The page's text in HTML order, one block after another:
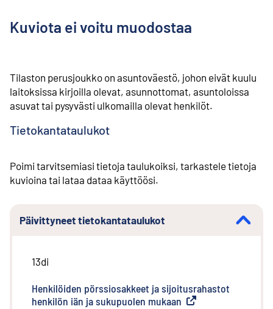
Kuviota ei voitu muodostaa
Tilaston perusjoukko on asuntoväestö, johon eivät kuulu
laitoksissa kirjoilla olevat, asunnottomat, asuntoloissa
asuvat tai pysyvästi ulkomailla olevat henkilöt.
Tietokantataulukot
Poimi tarvitsemiasi tietoja taulukoiksi, tarkastele tietoja
kuvioina tai lataa dataa käyttöösi.
Päivittyneet tietokantataulukot
13di
Henkilöiden pörssiosakkeet ja sijoitusrahastot
henkilön iän ja sukupuolen mukaan Ulkoinen linkki